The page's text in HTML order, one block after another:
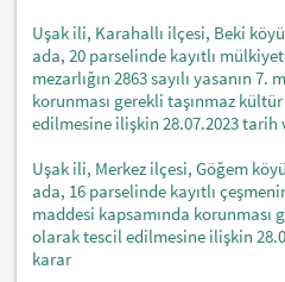
Uşak ili, Karahallı ilçesi, Beki
ada, 20 parselinde kayıtlı
mezarlığın 2863 sayılı yasanın 7.
korunması gerekli taşınmaz
edilmesine ilişkin 28.07.2023 tarih
Uşak ili, Merkez ilçesi, Göğem
ada, 16 parselinde kayıtlı
maddesi kapsamında korunması
olarak tescil edilmesine ilişkin
karar